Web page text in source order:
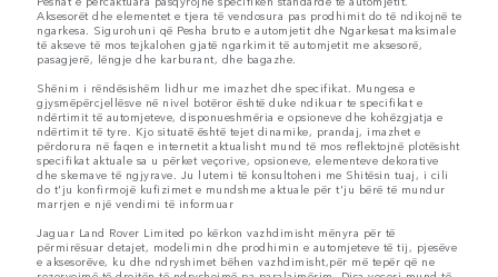
Aksesorët dhe elementet e tjera të vendosura pas prodhimit do të ndikojnë te
ngarkesa. Sigurohuni që Pesha bruto e automjetit dhe Ngarkesat maksimale
të akseve të mos tejkalohen gjatë ngarkimit të automjetit me aksesorë,
pasagjerë, lëngje dhe karburant, dhe bagazhe.
Shënim i rëndësishëm lidhur me imazhet dhe specifikat. Mungesa e
gjysmëpërcjellësve në nivel botëror është duke ndikuar te specifikat e
ndërtimit të automjeteve, disponueshmëria e opsioneve dhe kohëzgjatja e
ndërtimit të tyre. Kjo situatë është tejet dinamike, prandaj, imazhet e
përdorura në faqen e internetit aktualisht mund të mos reflektojnë plotësisht
specifikat aktuale sa u përket veçorive, opsioneve, elementeve dekorative
dhe skemave të ngjyrave. Ju lutemi të konsultoheni me Shitësin tuaj, i cili
do t'ju konfirmojë kufizimet e mundshme aktuale për t'ju bërë të mundur
marrjen e një vendimi të informuar
Jaguar Land Rover Limited po kërkon vazhdimisht mënyra për të
përmirësuar detajet, modelimin dhe prodhimin e automjeteve të tij, pjesëve
e aksesorëve, ku dhe ndryshimet bëhen vazhdimisht,për më tepër që ne